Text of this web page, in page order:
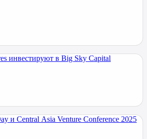
инвестируют в Big Sky Capital
и Central Asia Venture Conference 2025